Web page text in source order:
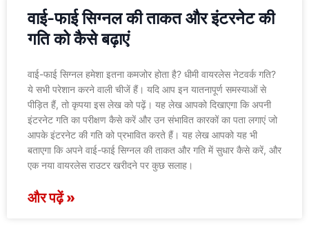
वाई-फाई सिग्नल की ताकत और इंटरनेट की
गति को कैसे बढ़ाएं
वाई-फाई सिग्नल हमेशा इतना कमजोर होता है? धीमी वायरलेस नेटवर्क गति?
ये सभी परेशान करने वाली चीजें हैं। यदि आप इन यातनापूर्ण समस्याओं से
पीड़ित हैं, तो कृपया इस लेख को पढ़ें। यह लेख आपको दिखाएगा कि अपनी
इंटरनेट गति का परीक्षण कैसे करें और उन संभावित कारकों का पता लगाएं जो
आपके इंटरनेट की गति को प्रभावित करते हैं। यह लेख आपको यह भी
बताएगा कि अपने वाई-फाई सिग्नल की ताकत और गति में सुधार कैसे करें, और
एक नया वायरलेस राउटर खरीदने पर कुछ सलाह।
और पढ़ें »